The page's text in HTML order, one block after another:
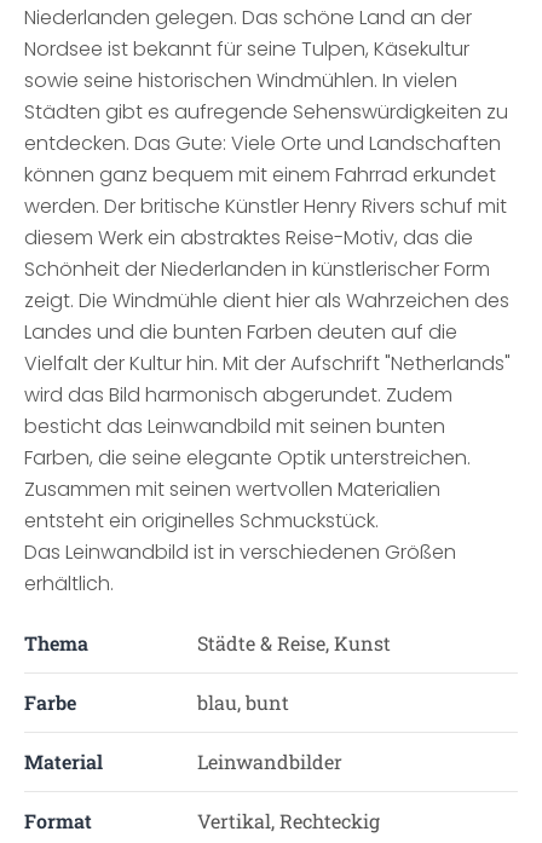
Niederlanden gelegen. Das schöne Land an der
Nordsee ist bekannt für seine Tulpen, Käsekultur
sowie seine historischen Windmühlen. In vielen
Städten gibt es aufregende Sehenswürdigkeiten zu
entdecken. Das Gute: Viele Orte und Landschaften
können ganz bequem mit einem Fahrrad erkundet
werden. Der britische Künstler Henry Rivers schuf mit
diesem Werk ein abstraktes Reise-Motiv, das die
Schönheit der Niederlanden in künstlerischer Form
zeigt. Die Windmühle dient hier als Wahrzeichen des
Landes und die bunten Farben deuten auf die
Vielfalt der Kultur hin. Mit der Aufschrift "Netherlands"
wird das Bild harmonisch abgerundet. Zudem
besticht das Leinwandbild mit seinen bunten
Farben, die seine elegante Optik unterstreichen.
Zusammen mit seinen wertvollen Materialien
entsteht ein originelles Schmuckstück.
Das Leinwandbild ist in verschiedenen Größen
erhältlich.
Thema Städte & Reise, Kunst
Farbe blau, bunt
Material Leinwandbilder
Format Vertikal, Rechteckig